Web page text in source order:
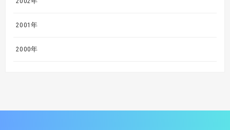
2001年
2000年